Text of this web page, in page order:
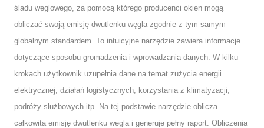
śladu węglowego, za pomocą którego producenci okien mogą
obliczać swoją emisję dwutlenku węgla zgodnie z tym samym
globalnym standardem. To intuicyjne narzędzie zawiera informacje
dotyczące sposobu gromadzenia i wprowadzania danych. W kilku
krokach użytkownik uzupełnia dane na temat zużycia energii
elektrycznej, działań logistycznych, korzystania z klimatyzacji,
podróży służbowych itp. Na tej podstawie narzędzie oblicza
całkowitą emisję dwutlenku węgla i generuje pełny raport. Obliczenia